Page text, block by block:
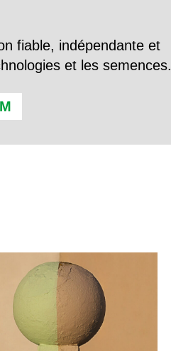
fiable, indépendante et
et les semences.